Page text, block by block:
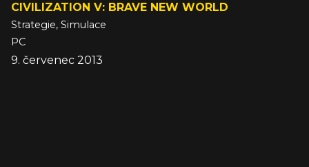
CIVILIZATION V: BRAVE NEW WORLD
Strategie, Simulace
PC
9. červenec 2013